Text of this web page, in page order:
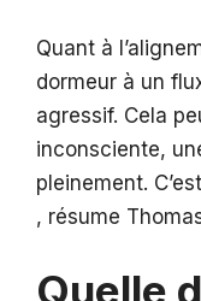
Quant à
dormeur à un
agressif. Cela
inconsciente,
pleinement.
, résume
Quelle